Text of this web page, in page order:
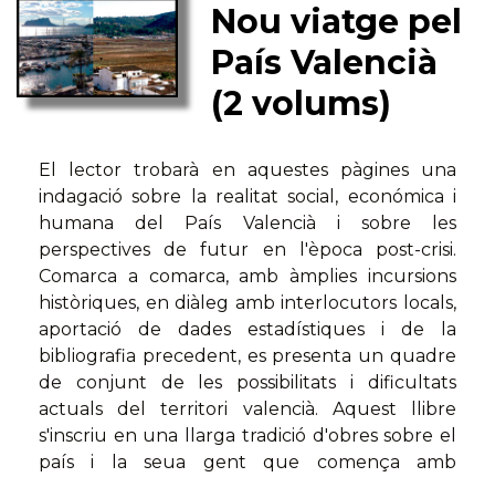
Nou viatge pel
País Valencià
(2 volums)
El lector trobarà en aquestes pàgines una
indagació sobre la realitat social, económica i
humana del País Valencià i sobre les
perspectives de futur en l'època post-crisi.
Comarca a comarca, amb àmplies incursions
històriques, en diàleg amb interlocutors locals,
aportació de dades estadístiques i de la
bibliografia precedent, es presenta un quadre
de conjunt de les possibilitats i dificultats
actuals del territori valencià. Aquest llibre
s'inscriu en una llarga tradició d'obres sobre el
país i la seua gent que comença amb